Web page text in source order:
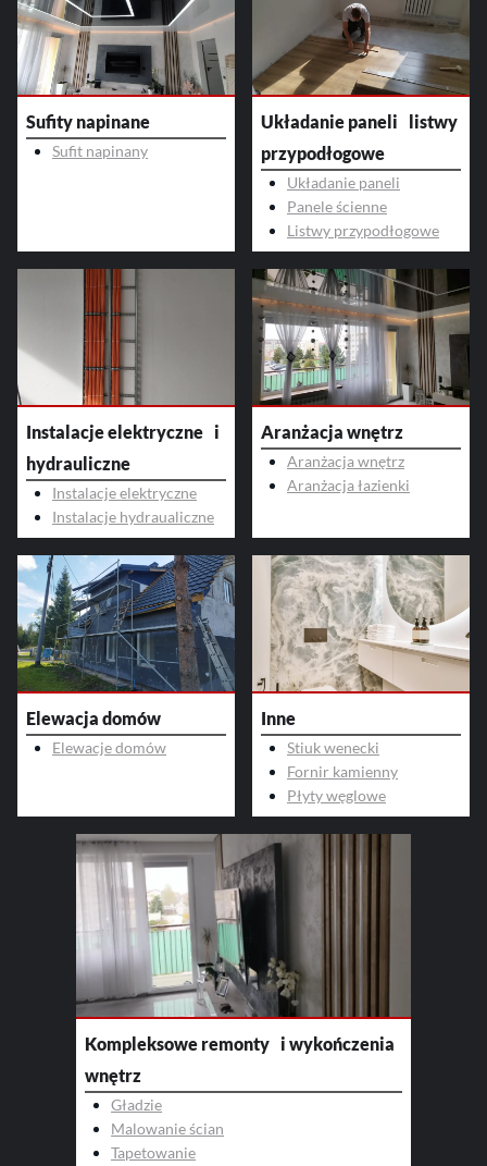
Sufity napinane
Sufit napinany
Układanie paneli listwy
przypodłogowe
Układanie paneli
Panele ścienne
Listwy przypodłogowe
Instalacje elektryczne i
hydrauliczne
Instalacje elektryczne
Instalacje hydraualiczne
Kompleksowe remonty i wykończenia
wnętrz
Gładzie
Malowanie ścian
Tapetowanie
Aranżacja wnętrz
Aranżacja wnętrz
Aranżacja łazienki
Elewacja domów
Elewacje domów
Inne
Stiuk wenecki
Fornir kamienny
Płyty węglowe